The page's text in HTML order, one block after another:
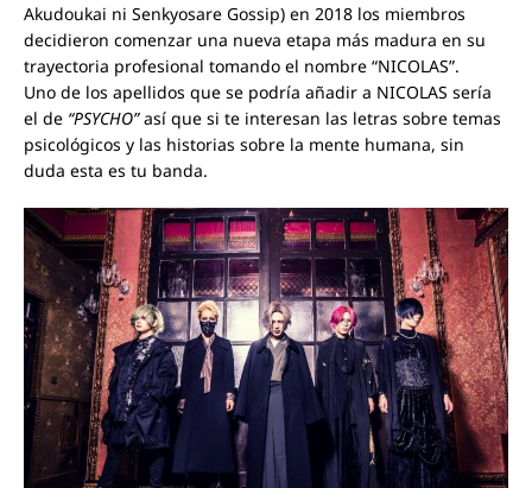
Akudoukai ni Senkyosare Gossip) en 2018 los miembros
decidieron comenzar una nueva etapa más madura en su
trayectoria profesional tomando el nombre “NICOLAS”.
Uno de los apellidos que se podría añadir a NICOLAS sería
el de “PSYCHO”así que si te interesan las letras sobre temas
psicológicos y las historias sobre la mente humana, sin
duda esta es tu banda.